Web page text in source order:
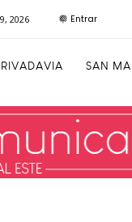
2026 Entrar
RIVADAVIA SAN